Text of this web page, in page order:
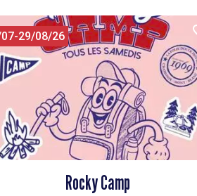
29/08/26
Rocky Camp